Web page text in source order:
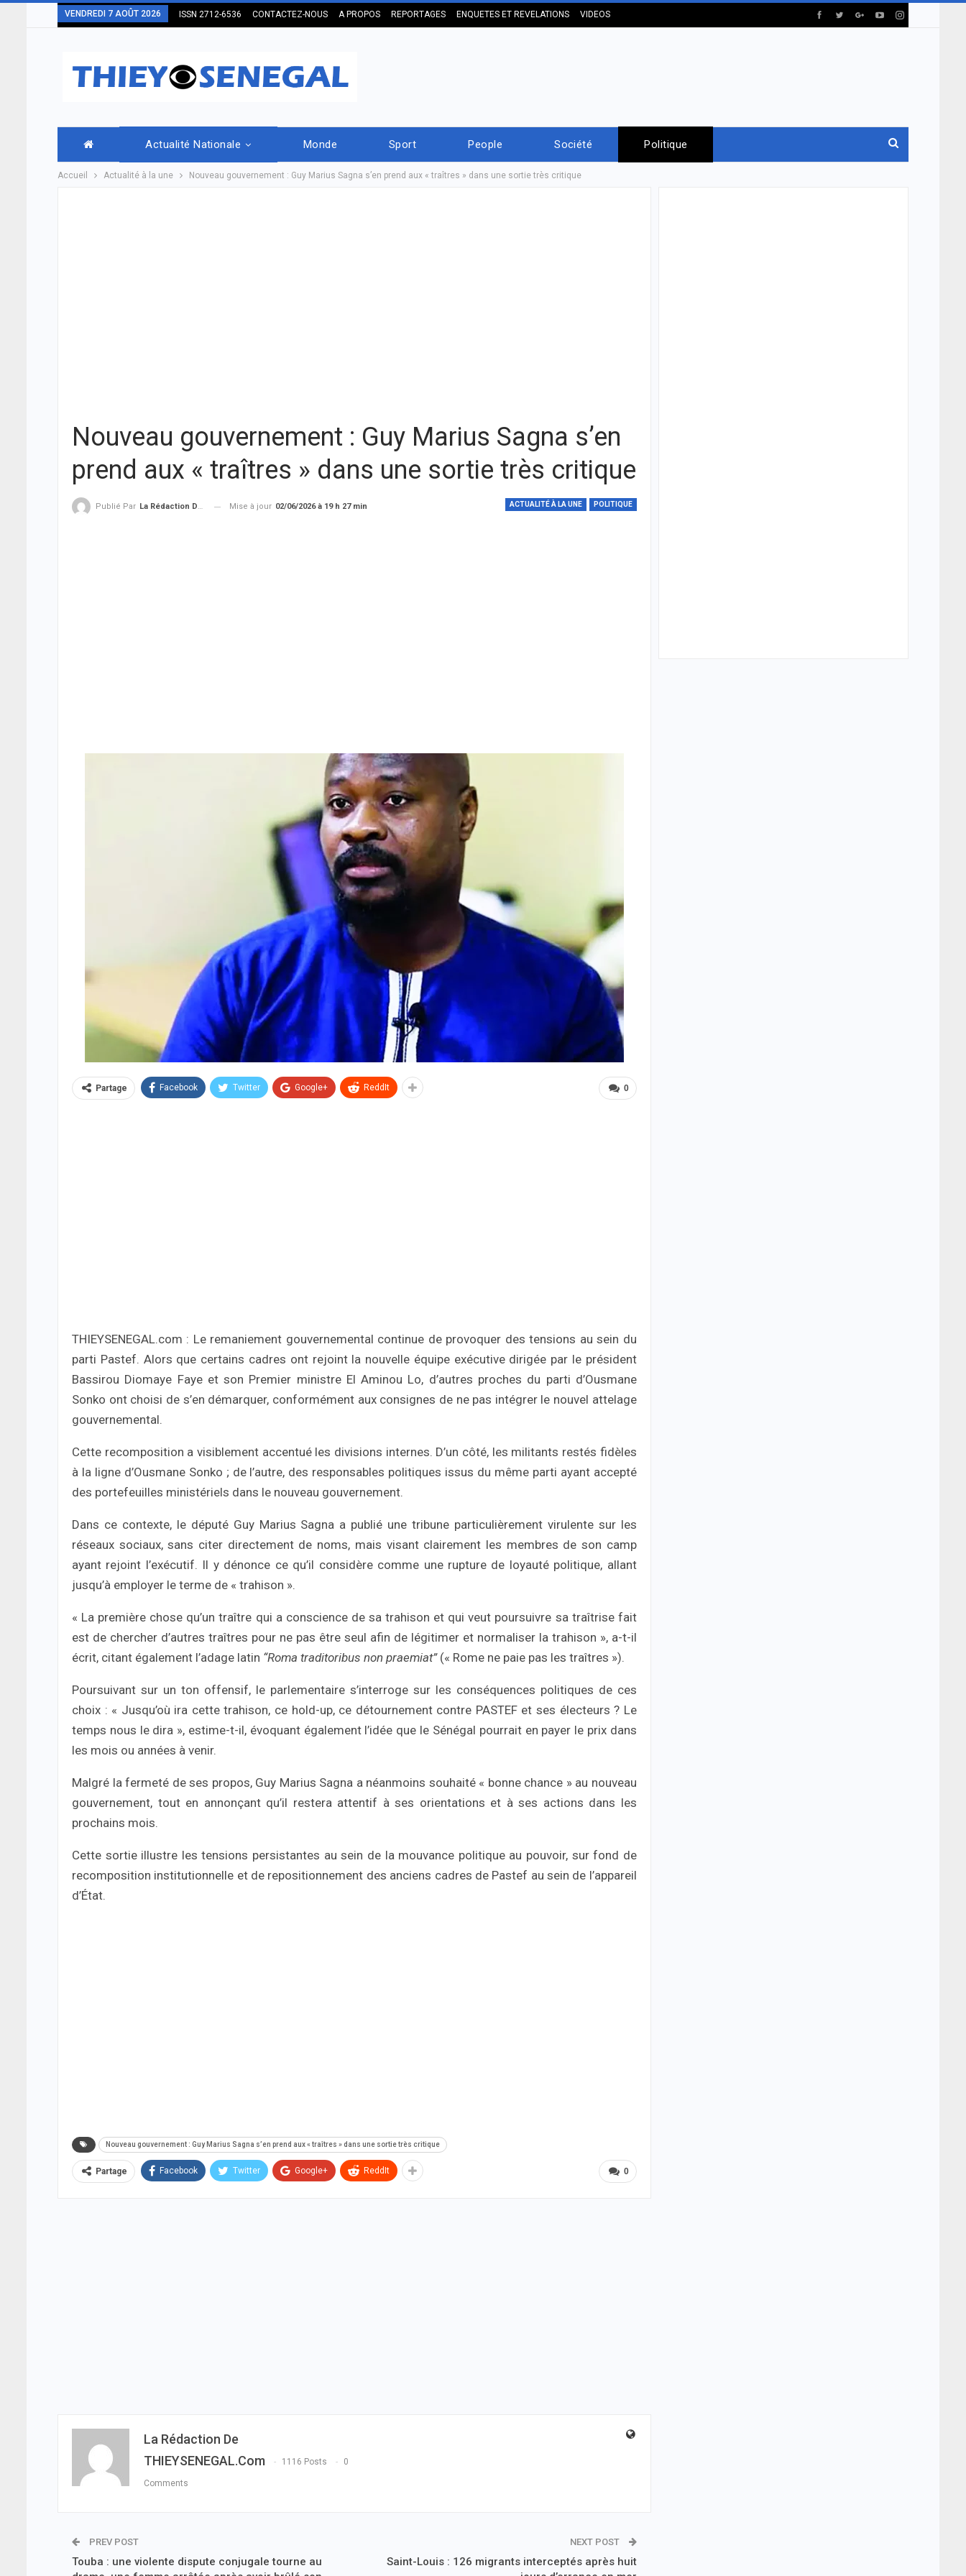
VENDREDI 7 AOÛT 2026 ISSN 2712-6536 CONTACTEZ-NOUS A PROPOS REPORTAGES ENQUETES ET REVELATIONS VIDEOS
Actualité Nationale Monde Sport People Société Politique
Accueil Actualité à la une Nouveau gouvernement : Guy Marius Sagna s’en prend aux « traîtres » dans une sortie très critique
Nouveau gouvernement : Guy Marius Sagna s’en
prend aux « traîtres » dans une sortie très critique
ACTUALITÉ À LA UNE POLITIQUE
Publié Par La Rédaction De THIEYSENEGAL.com Mise à jour 02/06/2026 à 19 h 27 min
0
Partage Facebook Twitter Google+ ReddIt
THIEYSENEGAL.com : Le remaniement gouvernemental continue de provoquer des tensions au sein du
parti Pastef. Alors que certains cadres ont rejoint la nouvelle équipe exécutive dirigée par le président
Bassirou Diomaye Faye et son Premier ministre El Aminou Lo, d’autres proches du parti d’Ousmane
Sonko ont choisi de s’en démarquer, conformément aux consignes de ne pas intégrer le nouvel attelage
gouvernemental.
Cette recomposition a visiblement accentué les divisions internes. D’un côté, les militants restés fidèles
à la ligne d’Ousmane Sonko ; de l’autre, des responsables politiques issus du même parti ayant accepté
des portefeuilles ministériels dans le nouveau gouvernement.
Dans ce contexte, le député Guy Marius Sagna a publié une tribune particulièrement virulente sur les
réseaux sociaux, sans citer directement de noms, mais visant clairement les membres de son camp
ayant rejoint l’exécutif. Il y dénonce ce qu’il considère comme une rupture de loyauté politique, allant
jusqu’à employer le terme de « trahison ».
« La première chose qu’un traître qui a conscience de sa trahison et qui veut poursuivre sa traîtrise fait
est de chercher d’autres traîtres pour ne pas être seul afin de légitimer et normaliser la trahison », a-t-il
écrit, citant également l’adage latin “Roma traditoribus non praemiat”(« Rome ne paie pas les traîtres »).
Poursuivant sur un ton offensif, le parlementaire s’interroge sur les conséquences politiques de ces
choix : « Jusqu’où ira cette trahison, ce hold-up, ce détournement contre PASTEF et ses électeurs ? Le
temps nous le dira », estime-t-il, évoquant également l’idée que le Sénégal pourrait en payer le prix dans
les mois ou années à venir.
Malgré la fermeté de ses propos, Guy Marius Sagna a néanmoins souhaité « bonne chance » au nouveau
gouvernement, tout en annonçant qu’il restera attentif à ses orientations et à ses actions dans les
prochains mois.
Cette sortie illustre les tensions persistantes au sein de la mouvance politique au pouvoir, sur fond de
recomposition institutionnelle et de repositionnement des anciens cadres de Pastef au sein de l’appareil
d’État.
Nouveau gouvernement : Guy Marius Sagna s’en prend aux « traîtres » dans une sortie très critique
0
Partage Facebook Twitter Google+ ReddIt
La Rédaction De
THIEYSENEGAL.com
1116 Posts 0
Comments
PREV POST
Touba : une violente dispute conjugale tourne au
NEXT POST
Saint-Louis : 126 migrants interceptés après huit